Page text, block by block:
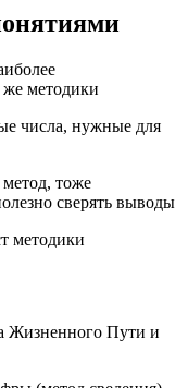
же методики
числа, нужные для
тоже
сверять выводы
методики
Жизненного Пути и